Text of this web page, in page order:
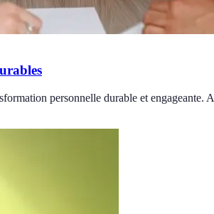
personnelle durable et